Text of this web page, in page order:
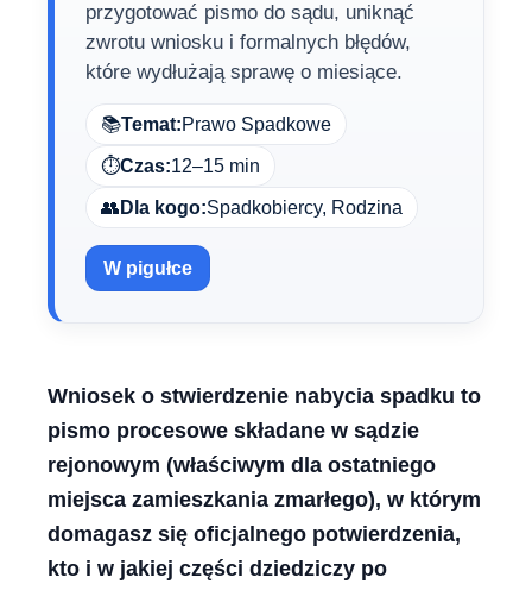
przygotować pismo do sądu, uniknąć
zwrotu wniosku i formalnych błędów,
które wydłużają sprawę o miesiące.
📚Temat:Prawo Spadkowe
⏱️Czas:12–15 min
👥 Dla kogo:Spadkobiercy, Rodzina
W pigułce
Wniosek o stwierdzenie nabycia spadku to
pismo procesowe składane w sądzie
rejonowym (właściwym dla ostatniego
miejsca zamieszkania zmarłego), w którym
domagasz się oficjalnego potwierdzenia,
kto i w jakiej części dziedziczy po